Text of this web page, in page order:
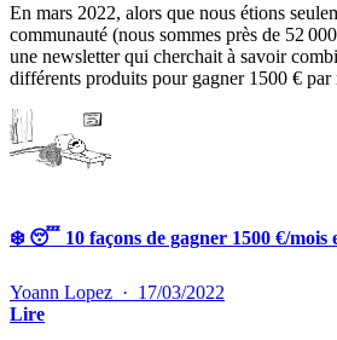
En mars 2022, alors que nous étions
communauté (nous sommes près de 52
une newsletter qui cherchait à savoir
différents produits pour gagner 1500 € par
❄️ 😴 10 façons de gagner 1500 €/mois
Yoann Lopez · 17/03/2022
Lire